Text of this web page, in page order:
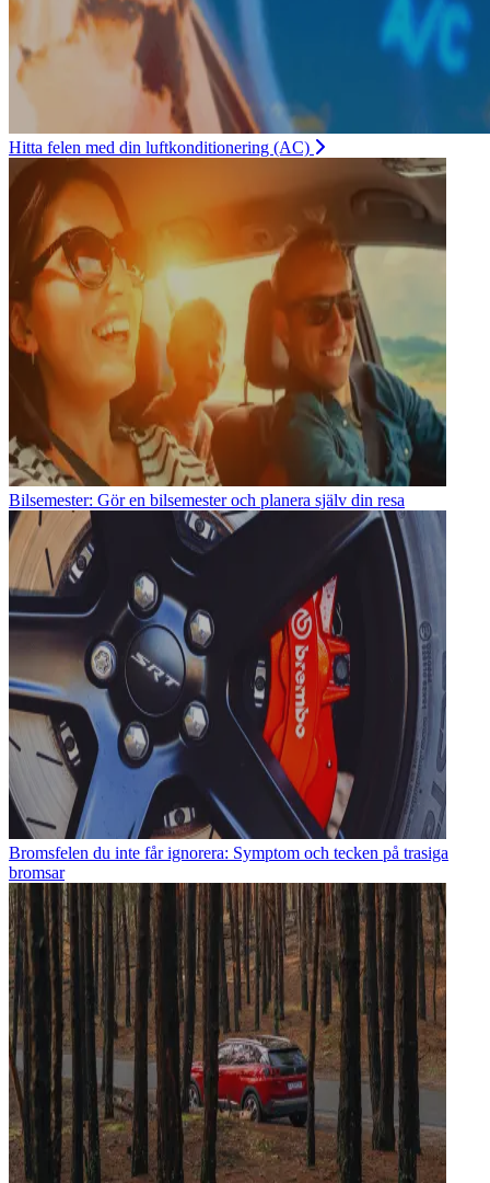
Hitta felen med din luftkonditionering (AC)
Bilsemester: Gör en bilsemester och planera själv din resa
Bromsfelen du inte får ignorera: Symptom och tecken på trasiga
bromsar